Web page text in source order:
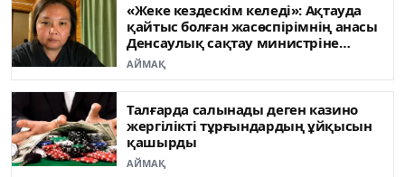
«Жеке кездескім келеді»: Ақтауда
қайтыс болған жасөспірімнің анасы
Денсаулық сақтау министріне
жүгінді
АЙМАҚ
Талғарда салынады деген казино
жергілікті тұрғындардың ұйқысын
қашырды
АЙМАҚ